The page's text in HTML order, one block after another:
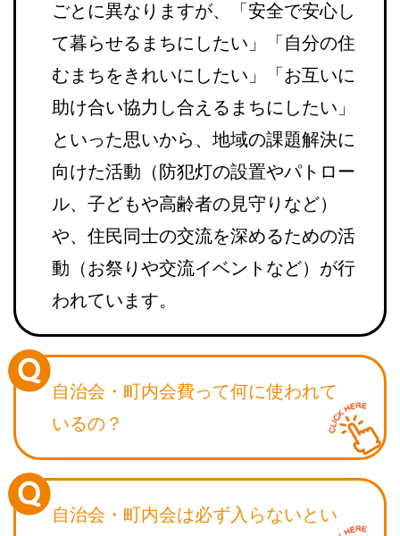
ごとに異なりますが、「安全で安心し
て暮らせるまちにしたい」「自分の住
むまちをきれいにしたい」「お互いに
助け合い協力し合えるまちにしたい」
といった思いから、地域の課題解決に
向けた活動（防犯灯の設置やパトロー
ル、子どもや高齢者の見守りなど）
や、住民同士の交流を深めるための活
動（お祭りや交流イベントなど）が行
われています。
自治会・町内会費って何に使われて
いるの？
自治会・町内会は必ず入らないとい